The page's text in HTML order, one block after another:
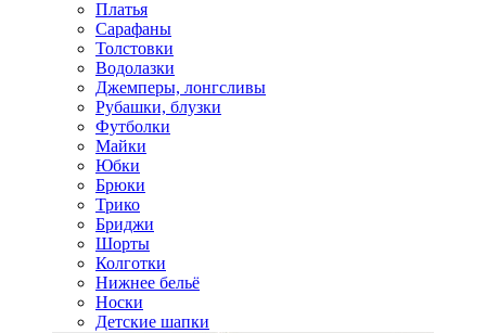
Платья
Сарафаны
Толстовки
Водолазки
Джемперы, лонгсливы
Рубашки, блузки
Футболки
Майки
Юбки
Брюки
Трико
Бриджи
Шорты
Колготки
Нижнее бельё
Носки
Детские шапки